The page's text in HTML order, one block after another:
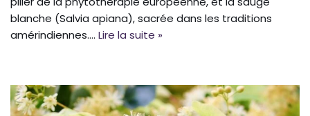
blanche (Salvia apiana), sacrée dans les traditions
amérindiennes.… Lire la suite »